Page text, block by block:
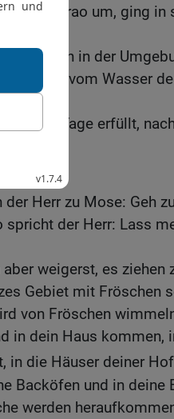
der Pharao um, ging in
gruben in der
denn vom Wasser
sieben Tage erfüllt,
der Herr zu Mose: Geh
spricht der Herr: Lass
weigerst, es ziehen
Gebiet mit Fröschen
von Fröschen
in dein Haus kommen,
in die Häuser deiner
Backöfen und in deine
werden